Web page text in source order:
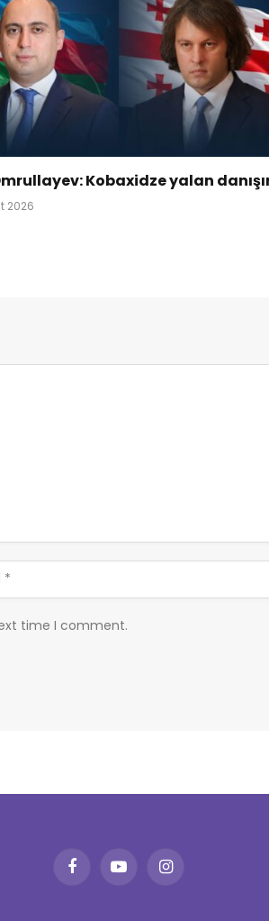
Kobaxidze yalan
2026
time I comment.
FacebookYouTubeInstagram